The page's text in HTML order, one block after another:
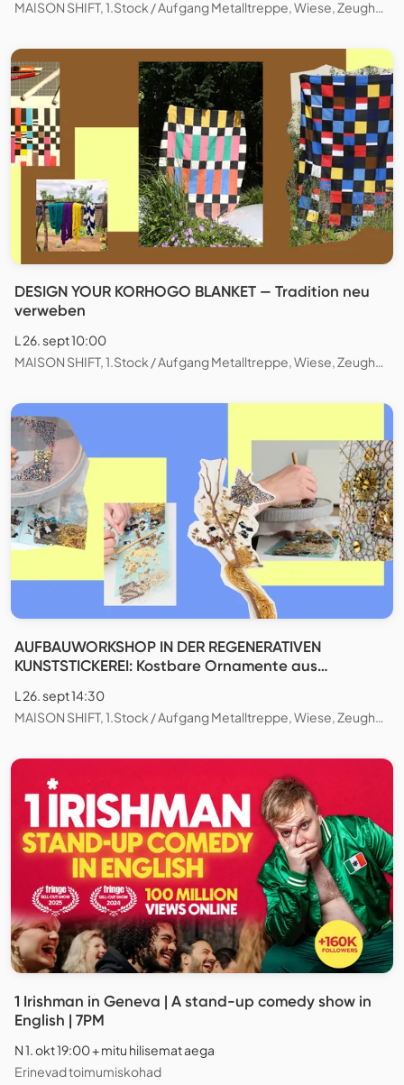
MAISON SHIFT, 1.Stock / Aufgang Metalltreppe, Wiese, Zeughausstrasse, Zürich, Schweiz
DESIGN YOUR KORHOGO BLANKET — Tradition neu
verweben
L 26. sept 10:00
MAISON SHIFT, 1.Stock / Aufgang Metalltreppe, Wiese, Zeughausstrasse, Zürich, Schweiz
AUFBAUWORKSHOP IN DER REGENERATIVEN
KUNSTSTICKEREI: Kostbare Ornamente aus
gestalten
L 26. sept 14:30
MAISON SHIFT, 1.Stock / Aufgang Metalltreppe, Wiese, Zeughausstrasse, Zürich, Schweiz
1 Irishman in Geneva | A stand-up comedy show in
English | 7PM
N 1. okt 19:00 + mitu hilisemat aega
Erinevad toimumiskohad